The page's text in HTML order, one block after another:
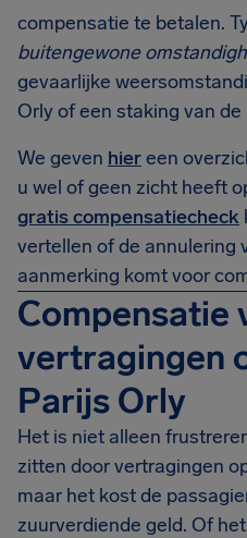
compensatie te betalen.
buitengewone
gevaarlijke
Orly of een staking van
We geven hiereen
u wel of geen zicht heeft
gratis compensatiecheck
vertellen of de annulering
aanmerking komt voor
Compensatie
vertragingen
Parijs Orly
Het is niet alleen
zitten door vertragingen
maar het kost de
zuurverdiende geld. Of